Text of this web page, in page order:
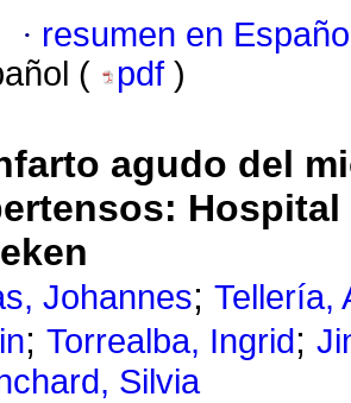
· resumen en
(
pdf )
agudo del
: Hospital
Johannes; Tellería,
; Torrealba, Ingrid ;
Silvia